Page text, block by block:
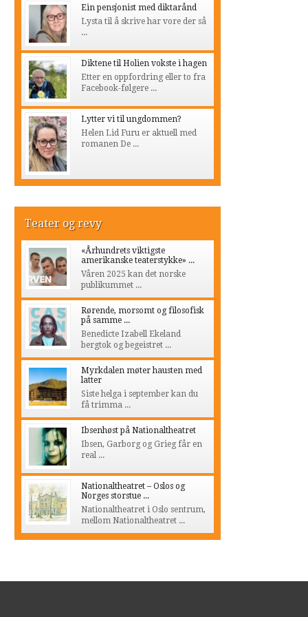
Ein pensjonist med diktarånd
Lysta til å skrive har vore der så
...
Diktene til Holien vokste i hagen
Etter en oppfordring eller to fra
Facebook-følgere ...
Lytter vi til ungdommen?
Helen Lid Furu er aktuell med
romanen De ...
Teater og revy
«Århundrets viktigste
amerikanske teaterstykke» ...
Våren 2025 kan det norske
publikummet ...
Rørende, morsomt og filosofisk
på samme ...
Benedicte Izabell Ekeland
bergtok og begeistret ...
Myrkdalen møter hausten med
latter
Siste helga i september kan du
få trimma ...
Ibsenhøst på Nationaltheatret
Ibsen, Garborg og Grieg får en
real ...
Nationaltheatret – Oslos og
Norges storstue ...
Nationaltheatret i Oslo sentrum,
mellom Nationaltheatret ...